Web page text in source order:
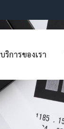
บริการของเรา